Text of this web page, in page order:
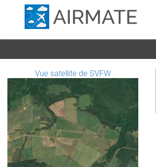
Vue satellite de SVFW